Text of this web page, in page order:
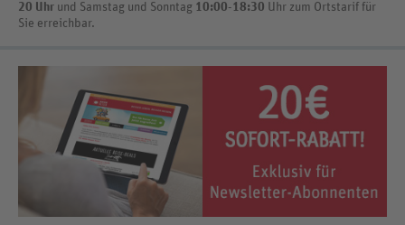
20 Uhr und Samstag und Sonntag 10:00-18:30 Uhr zum Ortstarif für
Sie erreichbar.